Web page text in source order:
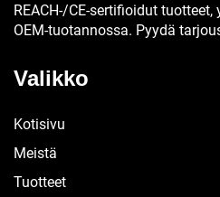
REACH-/CE-sertifioidut
OEM-tuotannossa. Pyydä
Valikko
Kotisivu
Meistä
Tuotteet